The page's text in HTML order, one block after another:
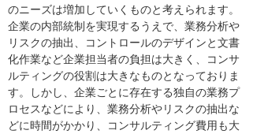
のニーズは増加していくものと考えられます。
企業の内部統制を実現するうえで、業務分析や
リスクの抽出、コントロールのデザインと文書
化作業など企業担当者の負担は大きく、コンサ
ルティングの役割は大きなものとなっておりま
す。しかし、企業ごとに存在する独自の業務プ
ロセスなどにより、業務分析やリスクの抽出な
どに時間がかかり、コンサルティング費用も大